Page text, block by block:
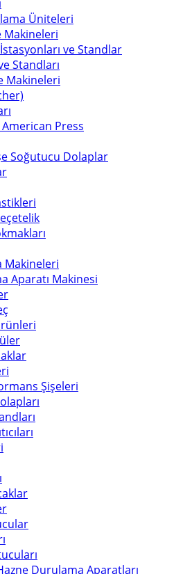
Üniteleri
Makineleri
ve Standlar
Standları
Makineleri
Press
Soğutucu Dolaplar
Makineleri
Aparatı Makinesi
Şişeleri
Durulama Aparatları